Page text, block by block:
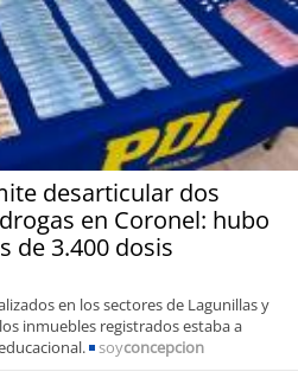
desarticular dos
en Coronel: hubo
de 3.400 dosis
en los sectores de Lagunillas y
inmuebles registrados estaba a
soyconcepcion